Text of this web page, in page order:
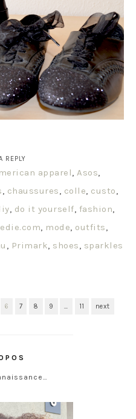
REPLY
apparel,Asos,
, chaussures, colle, custo,
, do it yourself, fashion,
, mode, outfits,
, Primark, shoes, sparkles
6 7 8 9 … 11 next